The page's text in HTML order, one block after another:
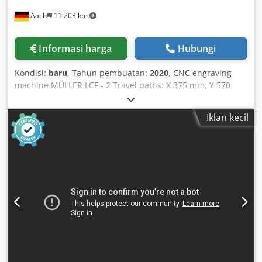
importieren Sie diese und starten Sie den Prozess. Die
und in kurzer Zeit. • Vollautomatischer Schneidbetrieb mit
Profilzuführung und Längenzuschnitt • Einfache
eingeben und innerhalb von Sekunden starten •
Vereinfachter Zuschnitt von Einzelteilen, Serienaufträgen
oder umfangreichen Excel-Auftragslisten •
Bündel-/Mehrfachstab-Zuschnitt und Stückzählung •
Fernübertragung von Excel-Arbeitslisten via WLAN mit
umfassender Datenzuordnung • Flexibel einstellbare
Restholzoptimierung für minimalen Verschnitt (optional) •
Automatisches Etikettendrucken für Zuschnitte basierend
auf Auftragsdaten (manuelles Applizieren der Etiketten,
Aach 11.203 km
Informasi harga Hubungi
Kondisi: baru, Tahun pembuatan: 2020, CNC engraving
machine MÜLLER LCF - 2 Travel paths: X 375 mm, Y 570
mm, Z 90 mm Technical data: Table size: 700 mm x 480
mm Weight: 50 kg External dimensions: Length: 700 mm,
Width: 500 mm, Height: 350 mm Accessories: - Computer -
Monitor Dcedjf Tnf Uopfx Akbok - Keyboard - Mouse -
Software - Controller - Kress milling spindle - Vacuum
Iklan kecil